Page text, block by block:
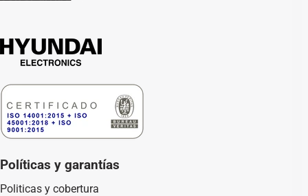
Políticas y garantías
Politicas y cobertura